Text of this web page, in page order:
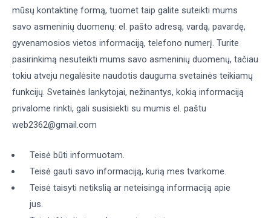
mūsų kontaktinę formą, tuomet taip galite suteikti mums
savo asmeninių duomenų: el. pašto adresą, vardą, pavardę,
gyvenamosios vietos informaciją, telefono numerį. Turite
pasirinkimą nesuteikti mums savo asmeninių duomenų, tačiau
tokiu atveju negalėsite naudotis dauguma svetainės teikiamų
funkcijų. Svetainės lankytojai, nežinantys, kokią informaciją
privalome rinkti, gali susisiekti su mumis el. paštu
web2362@gmail.com
Teisė būti informuotam.
Teisė gauti savo informaciją, kurią mes tvarkome.
Teisė taisyti netikslią ar neteisingą informaciją apie
jus.